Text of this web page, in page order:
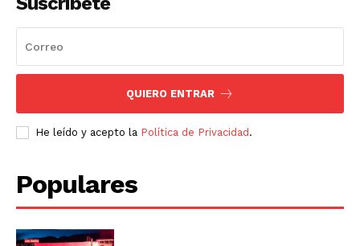
QUIERO ENTRAR
He leído y acepto la Política de Privacidad.
Populares